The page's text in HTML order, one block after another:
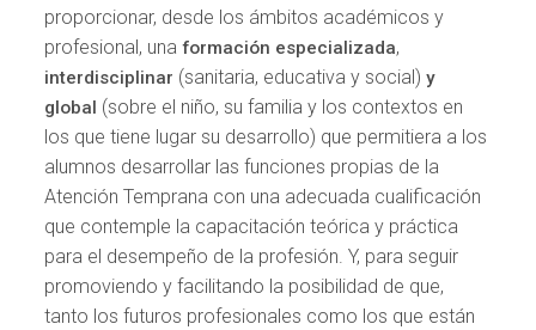
proporcionar, desde los ámbitos académicos y
profesional, unaformación especializada,
interdisciplinar (sanitaria, educativa y social)y
global (sobre el niño, su familia y los contextos en
los que tiene lugar su desarrollo) que permitiera a los
alumnos desarrollar las funciones propias de la
Atención Temprana con una adecuada cualificación
que contemple la capacitación teórica y práctica
para el desempeño de la profesión. Y, para seguir
promoviendo y facilitando la posibilidad de que,
tanto los futuros profesionales como los que están